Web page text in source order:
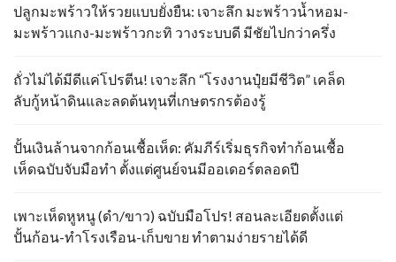
ปลูกมะพร้าวให้รวยแบบยั่งยืน: เจาะลึก มะพร้าวน้ำหอม-
มะพร้าวแกง-มะพร้าวกะทิ วางระบบดี มีชัยไปกว่าครึ่ง
ถั่วไม่ได้มีดีแค่โปรตีน! เจาะลึก “โรงงานปุ๋ยมีชีวิต” เคล็ด
ลับกู้หน้าดินและลดต้นทุนที่เกษตรกรต้องรู้
ปั้นเงินล้านจากก้อนเชื้อเห็ด: คัมภีร์เริ่มธุรกิจทำก้อนเชื้อ
เห็ดฉบับจับมือทำ ตั้งแต่ศูนย์จนมีออเดอร์ตลอดปี
เพาะเห็ดหูหนู (ดำ/ขาว) ฉบับมือโปร! สอนละเอียดตั้งแต่
ปั้นก้อน-ทำโรงเรือน-เก็บขาย ทำตามง่ายรายได้ดี